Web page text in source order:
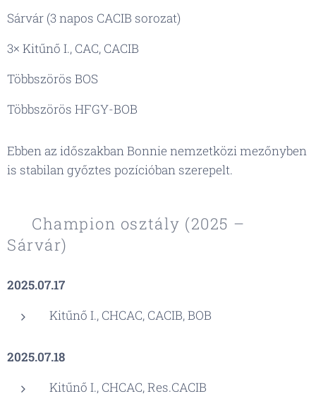
Sárvár (3 napos CACIB sorozat)
3× Kitűnő I., CAC, CACIB
Többszörös BOS
Többszörös HFGY-BOB
Ebben az időszakban Bonnie nemzetközi mezőnyben
is stabilan győztes pozícióban szerepelt.
👑 Champion osztály (2025 –
Sárvár)
2025.07.17
Kitűnő I., CHCAC, CACIB, BOB
2025.07.18
Kitűnő I., CHCAC, Res.CACIB